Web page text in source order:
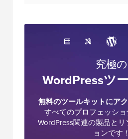
究極の
WordPressツ
無料のツールキットにア
すべてのプロフェッシ
WordPress関連の製品と
ョンです！